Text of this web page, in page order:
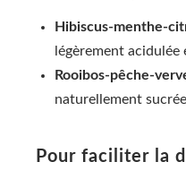
Hibiscus-menthe-
légèrement
Rooibos-pêche-
naturellement
Pour faciliter la